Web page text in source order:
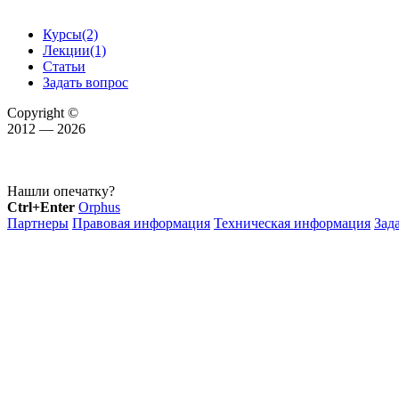
Курсы(2)
Лекции(1)
Статьи
Задать вопрос
Copyright ©
2012 — 2026
Нашли опечатку?
Ctrl+Enter Orphus
Партнеры Правовая информация Техническая информация